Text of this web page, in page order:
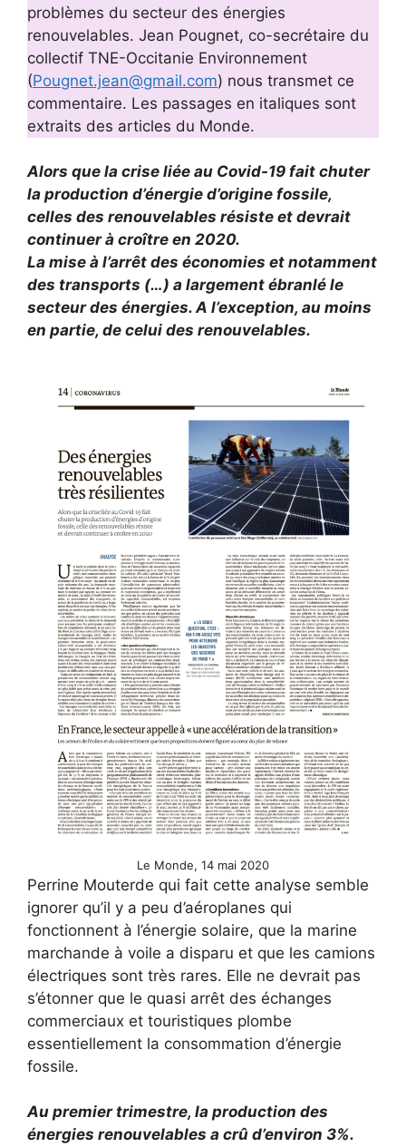
problèmes du secteur des énergies
renouvelables. Jean Pougnet, co-secrétaire du
collectif TNE-Occitanie Environnement
(Pougnet.jean@gmail.com) nous transmet ce
commentaire. Les passages en italiques sont
extraits des articles du Monde.
Alors que la crise liée au Covid-19 fait chuter
la production d’énergie d’origine fossile,
celles des renouvelables résiste et devrait
continuer à croître en 2020.
La mise à l’arrêt des économies et notamment
des transports (…) a largement ébranlé le
secteur des énergies. A l’exception, au moins
en partie, de celui des renouvelables.
Le Monde, 14 mai 2020
Perrine Mouterde qui fait cette analyse semble
ignorer qu’il y a peu d’aéroplanes qui
fonctionnent à l’énergie solaire, que la marine
marchande à voile a disparu et que les camions
électriques sont très rares. Elle ne devrait pas
s’étonner que le quasi arrêt des échanges
commerciaux et touristiques plombe
essentiellement la consommation d’énergie
fossile.
Au premier trimestre, la production des
énergies renouvelables a crû d’environ 3%.